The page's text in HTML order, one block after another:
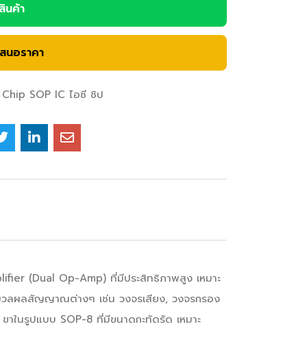
นค้า
นอราคา
Chip SOP IC ไอซี ชิป
(Dual Op-Amp) ที่มีประสิทธิภาพสูง เหมาะ
วลผลสัญญาณต่างๆ เช่น วงจรเสียง, วงจรกรอง
นรูปแบบ SOP-8 ที่มีขนาดกะทัดรัด เหมาะ